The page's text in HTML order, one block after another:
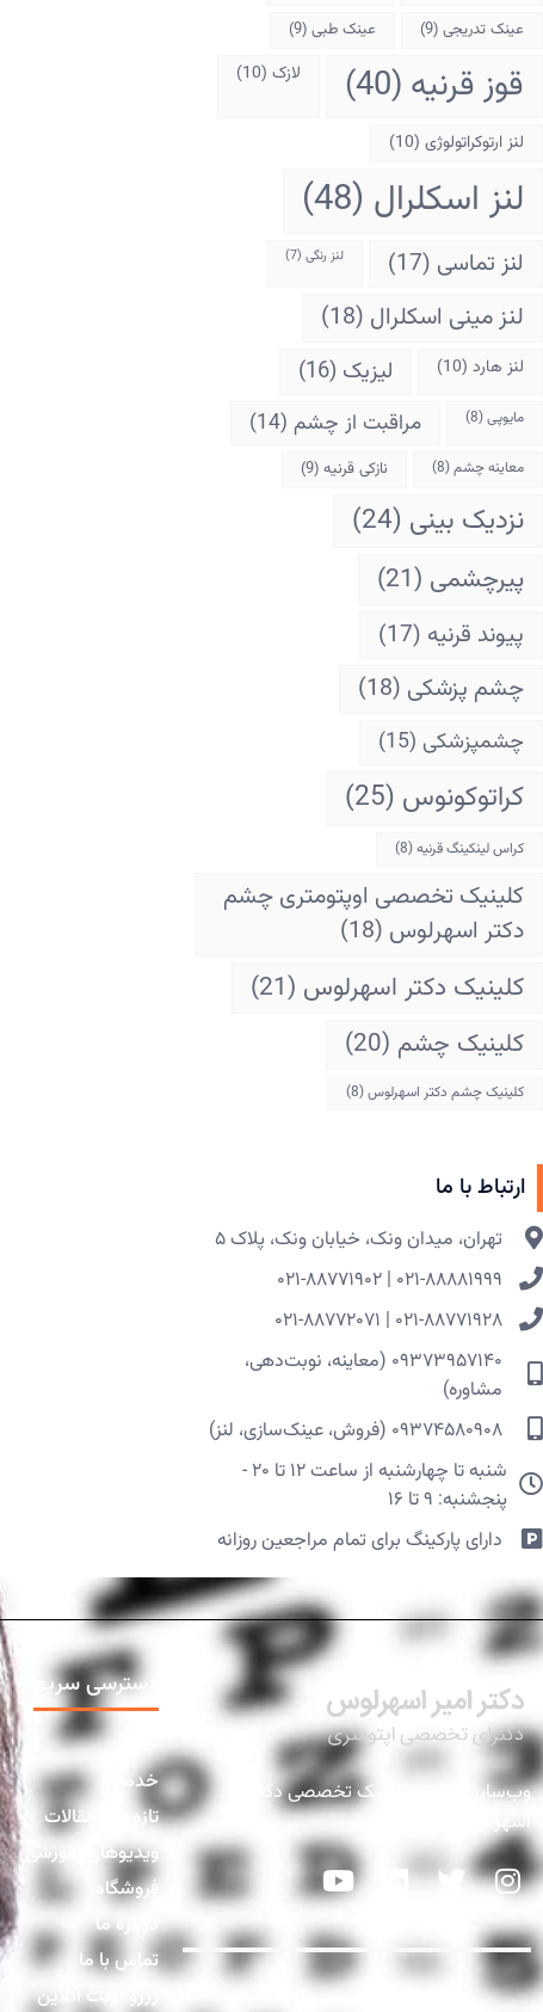
عینک تدریجی (9) عینک طبی (9)
قوز قرنیه (40) لازک (10)
لنز ارتوکراتولوژی (10)
لنز اسکلرال (48)
لنز تماسی (17) لنز رنگی (7)
لنز مینی اسکلرال (18)
لنز هارد (10) لیزیک (16)
مایوپی(8) مراقبت از چشم (14)
معاینه چشم(8) نازکی قرنیه (9)
نزدیک بینی (24)
پیرچشمی (21)
پیوند قرنیه (17)
چشم پزشکی (18)
چشمپزشکی (15)
کراتوکونوس (25)
کراس لینکینگ قرنیه(8)
کلینیک تخصصی اوپتومتری چشم
دکتر اسهرلوس (18)
کلینیک دکتر اسهرلوس (21)
کلینیک چشم (20)
کلینیک چشم دکتر اسهرلوس(8)
ارتباط با ما
تهران، میدان ونک، خیابان ونک، پلاک ۵​
۰۲۱-۸۸۸۸۱۹۹۹ | ۰۲۱-۸۸۷۷۱۹۰۲
۰۲۱-۸۸۷۷۱۹۲۸ | ۰۲۱-۸۸۷۷۲۰۷۱
۰۹۳۷۳۹۵۷۱۴۰ (معاینه، نوبت‌دهی،
مشاوره)
۰۹۳۷۴۵۸۰۹۰۸ (فروش، عینک‌سازی، لنز)
شنبه تا چهارشنبه از ساعت ۱۲ تا ۲۰ -
پنجشنبه: ۹ تا ۱۶
دارای پارکینگ برای تمام مراجعین روزانه​
وب‌سایت رسمی کلینیک تخصصی دکتر
اسهرلوس
دسترسی سریع
خانه
خدمات
تازه‌ها و مقالات
ویدیوهای آموزشی
فروشگاه
درباره ما
تماس با ما
رزرو نوبت آنلاین